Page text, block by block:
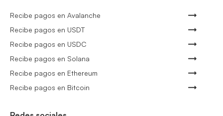
Recibe pagos en Avalanche
Recibe pagos en USDT
Recibe pagos en USDC
Recibe pagos en Solana
Recibe pagos en Ethereum
Recibe pagos en Bitcoin